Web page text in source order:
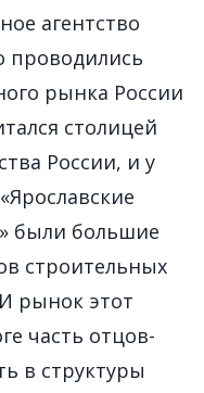
агентство
проводились
рынка России
столицей
России, и у
были большие
строительных
рынок этот
часть отцов-
в структуры